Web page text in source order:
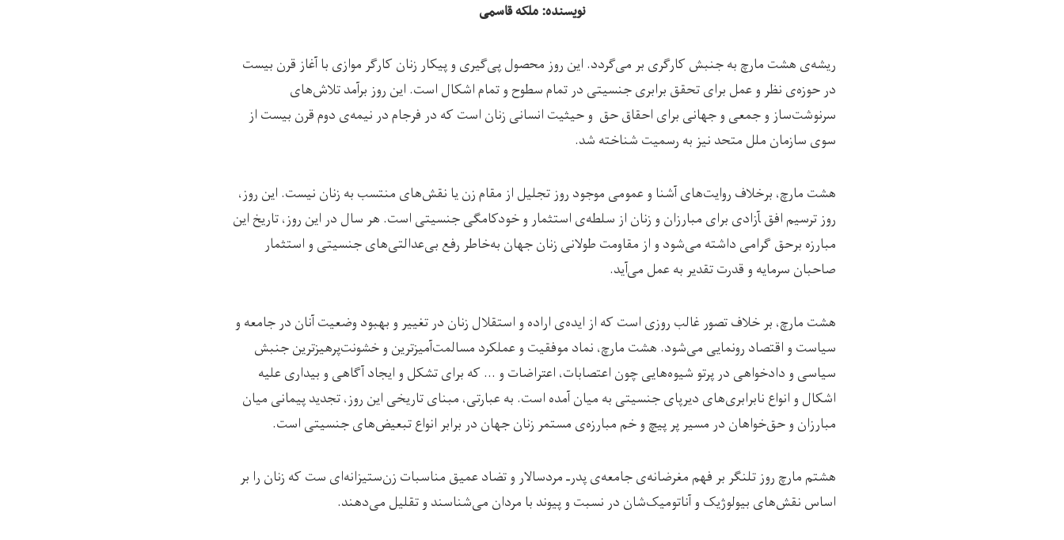
نویسنده: ملکه قاسمی
ریشه‌ی هشت مارچ به جنبش کارگری بر می‌گردد. این روز محصول پی‌گیری و پیکار زنان کارگر موازی با آغاز قرن بیست
در حوزه‌ی نظر و عمل برای تحقق برابری‌ جنسیتی در تمام سطوح و تمام اشکال ا‌ست. این روز برآمد تلاش‌های
سرنوشت‌ساز و جمعی و جهانی برای احقاق حق و حیثیت انسانی زنان است که در فرجام در نیمه‌ی دوم قرن بیست از
سوی سازمان ملل متحد نیز به رسمیت شناخته شد.
هشت مارچ، برخلاف روایت‌های آشنا و عمومی موجود روز تجلیل از مقام زن یا نقش‌های منتسب به زنان نیست. این روز،
روز ترسیم افق ‍آزادی برای مبارزان و زنان از سلطه‌ی استثمار و خودکامگی جنسیتی است. هر سال در این روز، تاریخ این
مبارزه‌ برحق گرامی‌ داشته می‌شود و از مقاومت طولانی زنان جهان به‌خاطر رفع بی‌عدالتی‌های جنسیتی و استثمار
صاحبان سرمایه و قدرت تقدیر به عمل می‌آید.
هشت مارچ، بر خلاف تصور غالب روزی است که از ایده‌ی اراده و استقلال زنان در تغییر و بهبود وضعیت آنان در جامعه و
سیاست و اقتصاد رونمایی می‌شود. هشت مارچ، نماد موفقیت و عملکرد مسالمت‌آمیزترین و خشونت‌پرهیزترین جنبش
سیاسی و دادخواهی در پرتو شیوه‌هایی چون اعتصابات، اعتراضات و … که برای تشکل و ایجاد آگاهی و بیداری علیه
اشکال و انواع نابرابری‌های دیرپای جنسیتی به میان آمده است. به عبارتی، مبنای تاریخی این روز، تجدید پیمانی میان
مبارزان و حق‌خواهان در مسیر پر پیچ و خم مبارزه‌ی مستمر زنان جهان در برابر انواع تبعیض‌های جنسیتی است.
هشتم مارچ روز تلنگر بر فهم مغرضانه‌ی جامعه‌ی پدرـ مردسالار و تضاد عمیق مناسبات زن‌ستیزانه‌ای ست که زنان را بر
اساس نقش‌های بیولو‌ژیک و آناتومیک‌شان در نسبت و پیوند با مردان می‌شناسند و تقلیل می‌دهند.